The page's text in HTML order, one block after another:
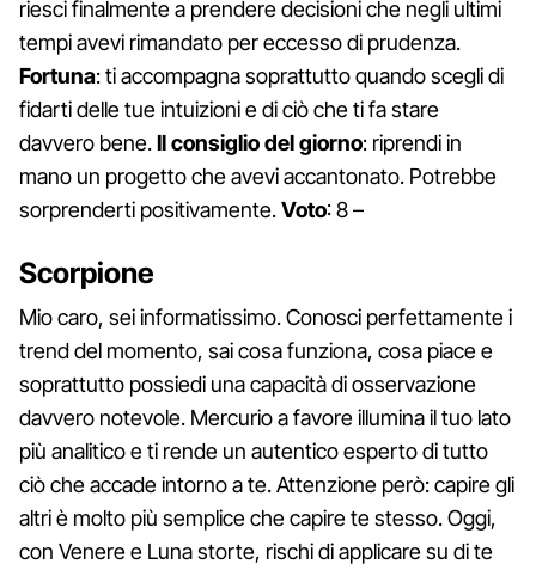
riesci finalmente a prendere decisioni che negli ultimi
tempi avevi rimandato per eccesso di prudenza.
Fortuna: ti accompagna soprattutto quando scegli di
fidarti delle tue intuizioni e di ciò che ti fa stare
davvero bene.Il consiglio del giorno: riprendi in
mano un progetto che avevi accantonato. Potrebbe
sorprenderti positivamente.Voto: 8 –
Scorpione
Mio caro, sei informatissimo. Conosci perfettamente i
trend del momento, sai cosa funziona, cosa piace e
soprattutto possiedi una capacità di osservazione
davvero notevole. Mercurio a favore illumina il tuo lato
più analitico e ti rende un autentico esperto di tutto
ciò che accade intorno a te. Attenzione però: capire gli
altri è molto più semplice che capire te stesso. Oggi,
con Venere e Luna storte, rischi di applicare su di te